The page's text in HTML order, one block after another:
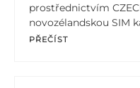
prostřednictvím
novozélandskou SIM
PŘEČÍST